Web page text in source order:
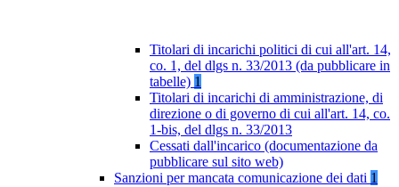
Titolari di incarichi politici di cui all'art. 14,
co. 1, del dlgs n. 33/2013 (da pubblicare in
tabelle) 1
Titolari di incarichi di amministrazione, di
direzione o di governo di cui all'art. 14, co.
1-bis, del dlgs n. 33/2013
Cessati dall'incarico (documentazione da
pubblicare sul sito web)
Sanzioni per mancata comunicazione dei dati 1